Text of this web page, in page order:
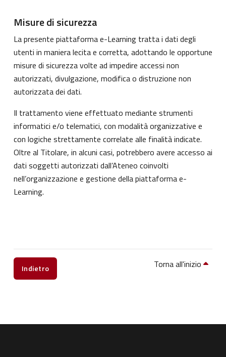
Misure di sicurezza
La presente piattaforma e-Learning tratta i dati degli
utenti in maniera lecita e corretta, adottando le opportune
misure di sicurezza volte ad impedire accessi non
autorizzati, divulgazione, modifica o distruzione non
autorizzata dei dati.
Il trattamento viene effettuato mediante strumenti
informatici e/o telematici, con modalità organizzative e
con logiche strettamente correlate alle finalità indicate.
Oltre al Titolare, in alcuni casi, potrebbero avere accesso ai
dati soggetti autorizzati dall’Ateneo coinvolti
nell’organizzazione e gestione della piattaforma e-
Learning.
Indietro Torna all'inizio